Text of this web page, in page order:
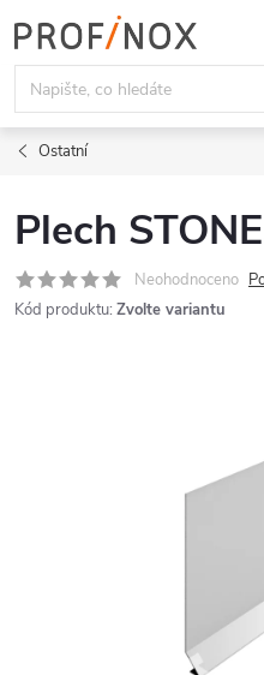
na
obsah
Ostatní
Plech
Neohodnoceno
Kód produktu: Zvolte variantu